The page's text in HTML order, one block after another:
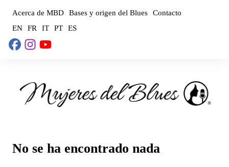
contenido
Acerca de MBD Bases y origen del Blues
Contacto
EN
FR IT PT ES
No se ha encontrado nada